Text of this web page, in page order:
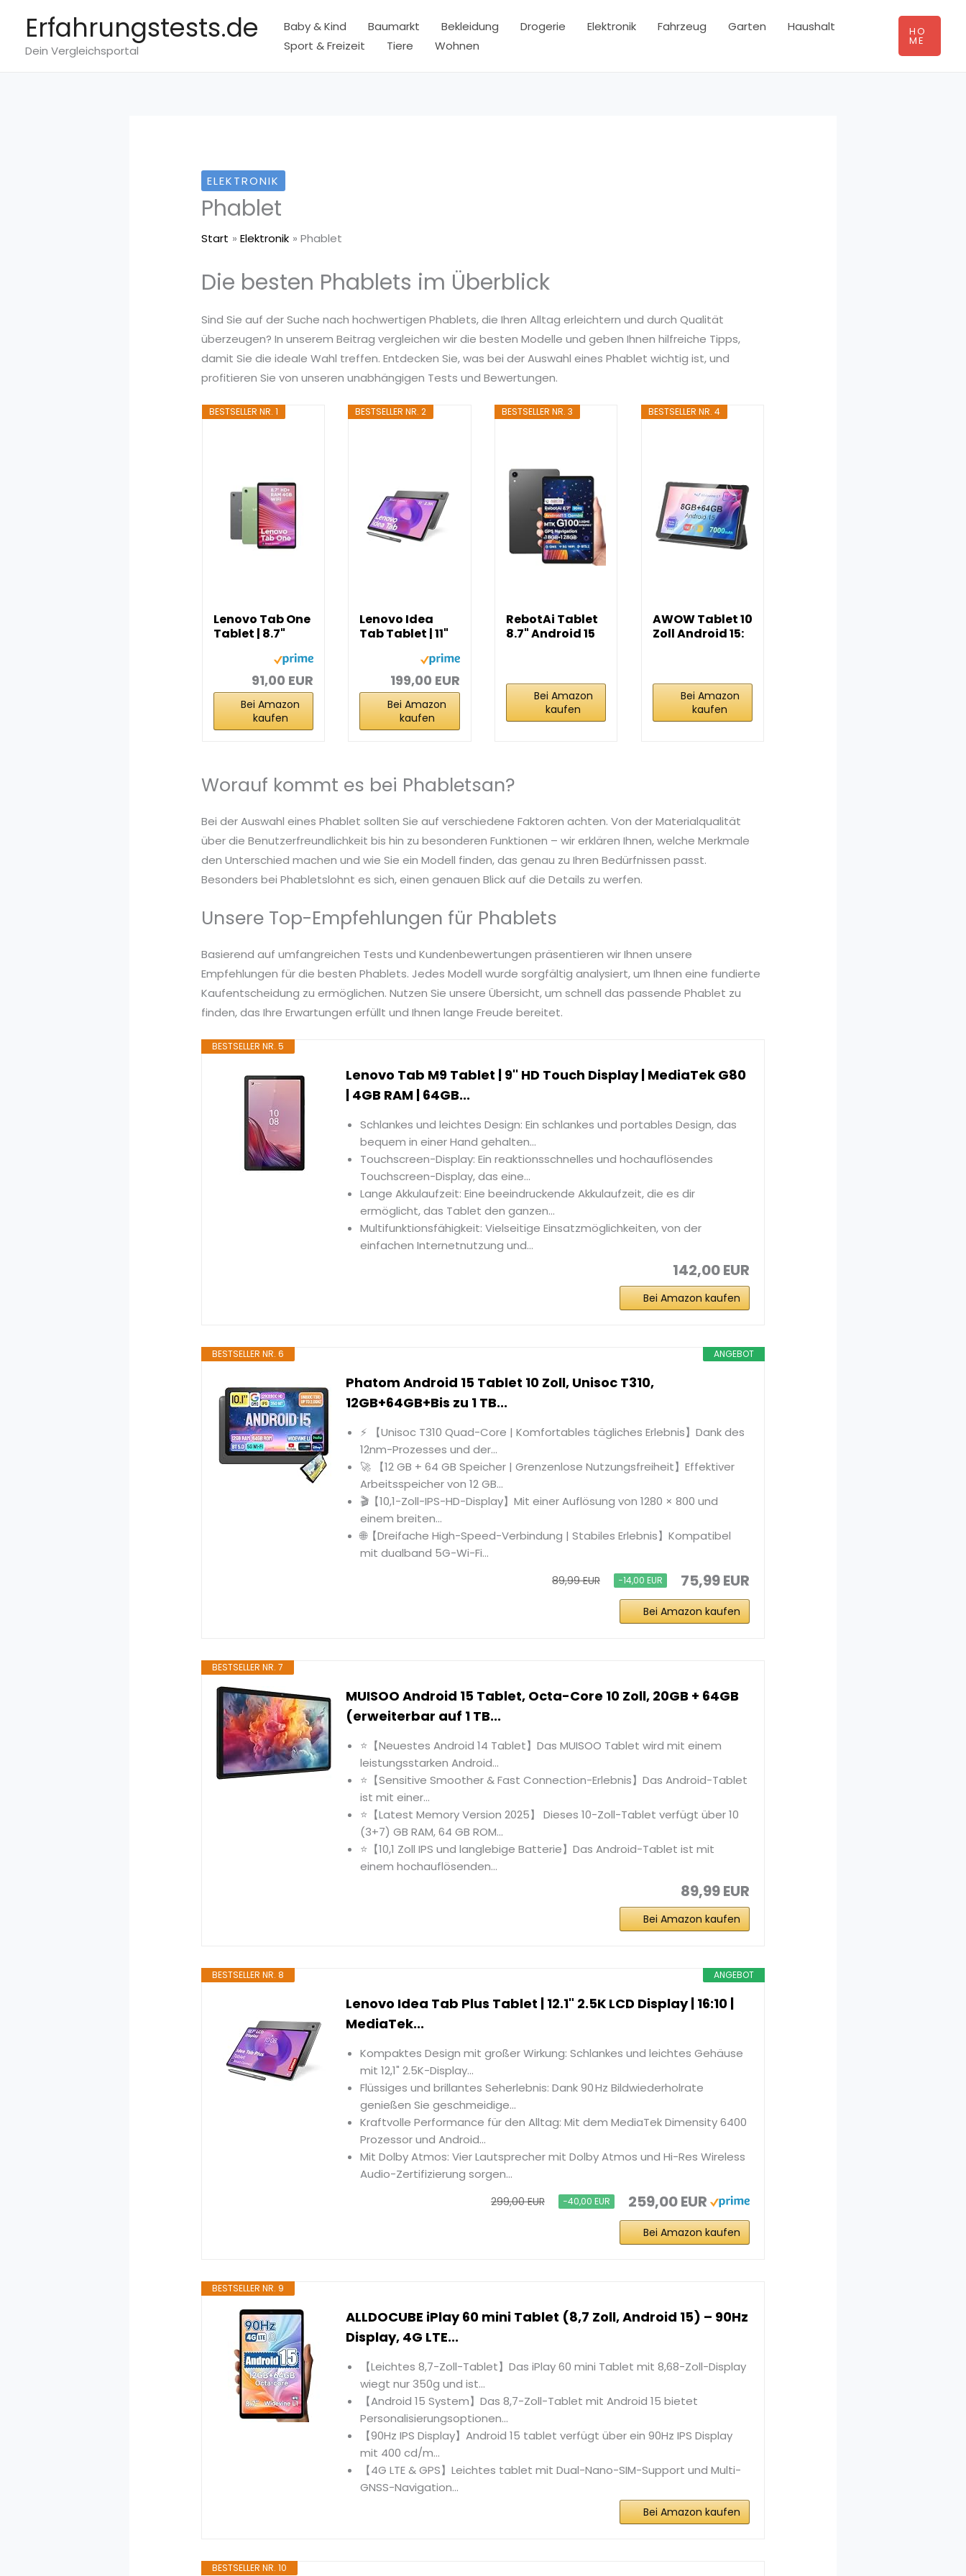
springen
Erfahrungstests.de
Dein Vergleichsportal
Baby & Kind Baumarkt Bekleidung Drogerie Elektronik Fahrzeug Garten
Haushalt
Sport & Freizeit
Tiere Wohnen
HO
ME
ELEKTRONIK
Phablet
Start Elektronik Phablet
Die besten Phablets im Überblick
Sind Sie auf der Suche nach hochwertigen Phablets, die Ihren Alltag erleichtern und durch Qualität
überzeugen? In unserem Beitrag vergleichen wir die besten Modelle und geben Ihnen hilfreiche Tipps,
damit Sie die ideale Wahl treffen. Entdecken Sie, was bei der Auswahl eines Phablet wichtig ist, und
profitieren Sie von unseren unabhängigen Tests und Bewertungen.
BESTSELLER NR. 1
Lenovo Tab One
Tablet | 8.7"
91,00 EUR
Bei Amazon
kaufen
BESTSELLER NR. 2
Lenovo Idea
Tab Tablet | 11"
199,00 EUR
Bei Amazon
kaufen
BESTSELLER NR. 3
RebotAi Tablet
8.7" Android 15
Bei Amazon
kaufen
BESTSELLER NR. 4
AWOW Tablet 10
Zoll Android 15:
Bei Amazon
kaufen
Worauf kommt es bei Phabletsan?
Bei der Auswahl eines Phablet sollten Sie auf verschiedene Faktoren achten. Von der Materialqualität
über die Benutzerfreundlichkeit bis hin zu besonderen Funktionen – wir erklären Ihnen, welche Merkmale
den Unterschied machen und wie Sie ein Modell finden, das genau zu Ihren Bedürfnissen passt.
Besonders bei Phabletslohnt es sich, einen genauen Blick auf die Details zu werfen.
Unsere Top-Empfehlungen für Phablets
Basierend auf umfangreichen Tests und Kundenbewertungen präsentieren wir Ihnen unsere
Empfehlungen für die besten Phablets. Jedes Modell wurde sorgfältig analysiert, um Ihnen eine fundierte
Kaufentscheidung zu ermöglichen. Nutzen Sie unsere Übersicht, um schnell das passende Phablet zu
finden, das Ihre Erwartungen erfüllt und Ihnen lange Freude bereitet.
BESTSELLER NR. 5
Lenovo Tab M9 Tablet | 9'' HD Touch Display | MediaTek G80
| 4GB RAM | 64GB...
Schlankes und leichtes Design: Ein schlankes und portables Design, das
bequem in einer Hand gehalten...
Touchscreen-Display: Ein reaktionsschnelles und hochauflösendes
Touchscreen-Display, das eine...
Lange Akkulaufzeit: Eine beeindruckende Akkulaufzeit, die es dir
ermöglicht, das Tablet den ganzen...
Multifunktionsfähigkeit: Vielseitige Einsatzmöglichkeiten, von der
einfachen Internetnutzung und...
142,00 EUR
Bei Amazon kaufen
ANGEBOT
BESTSELLER NR. 6
Phatom Android 15 Tablet 10 Zoll, Unisoc T310,
12GB+64GB+Bis zu 1 TB...
⚡ 【Unisoc T310 Quad-Core | Komfortables tägliches Erlebnis】Dank des
12nm-Prozesses und der...
🚀 【12 GB + 64 GB Speicher | Grenzenlose Nutzungsfreiheit】Effektiver
Arbeitsspeicher von 12 GB...
🎬【10,1-Zoll-IPS-HD-Display】Mit einer Auflösung von 1280 × 800 und
einem breiten...
🌐【Dreifache High-Speed-Verbindung | Stabiles Erlebnis】Kompatibel
mit dualband 5G-Wi-Fi...
89,99 EUR −14,00 EUR 75,99 EUR
Bei Amazon kaufen
BESTSELLER NR. 7
MUISOO Android 15 Tablet, Octa-Core 10 Zoll, 20GB + 64GB
(erweiterbar auf 1 TB...
⭐【Neuestes Android 14 Tablet】Das MUISOO Tablet wird mit einem
leistungsstarken Android...
⭐【Sensitive Smoother & Fast Connection-Erlebnis】Das Android-Tablet
ist mit einer...
⭐【Latest Memory Version 2025】 Dieses 10-Zoll-Tablet verfügt über 10
(3+7) GB RAM, 64 GB ROM...
⭐【10,1 Zoll IPS und langlebige Batterie】Das Android-Tablet ist mit
einem hochauflösenden...
89,99 EUR
Bei Amazon kaufen
ANGEBOT
BESTSELLER NR. 8
Lenovo Idea Tab Plus Tablet | 12.1" 2.5K LCD Display | 16:10 |
MediaTek...
Kompaktes Design mit großer Wirkung: Schlankes und leichtes Gehäuse
mit 12,1" 2.5K-Display...
Flüssiges und brillantes Seherlebnis: Dank 90 Hz Bildwiederholrate
genießen Sie geschmeidige...
Kraftvolle Performance für den Alltag: Mit dem MediaTek Dimensity 6400
Prozessor und Android...
Mit Dolby Atmos: Vier Lautsprecher mit Dolby Atmos und Hi-Res Wireless
Audio-Zertifizierung sorgen...
299,00 EUR −40,00 EUR 259,00 EUR
Bei Amazon kaufen
BESTSELLER NR. 9
ALLDOCUBE iPlay 60 mini Tablet (8,7 Zoll, Android 15) – 90Hz
Display, 4G LTE...
【Leichtes 8,7-Zoll-Tablet】Das iPlay 60 mini Tablet mit 8,68-Zoll-Display
wiegt nur 350g und ist...
【Android 15 System】Das 8,7-Zoll-Tablet mit Android 15 bietet
Personalisierungsoptionen...
【90Hz IPS Display】Android 15 tablet verfügt über ein 90Hz IPS Display
mit 400 cd/m...
【4G LTE & GPS】Leichtes tablet mit Dual-Nano-SIM-Support und Multi-
GNSS-Navigation...
Bei Amazon kaufen
BESTSELLER NR. 10